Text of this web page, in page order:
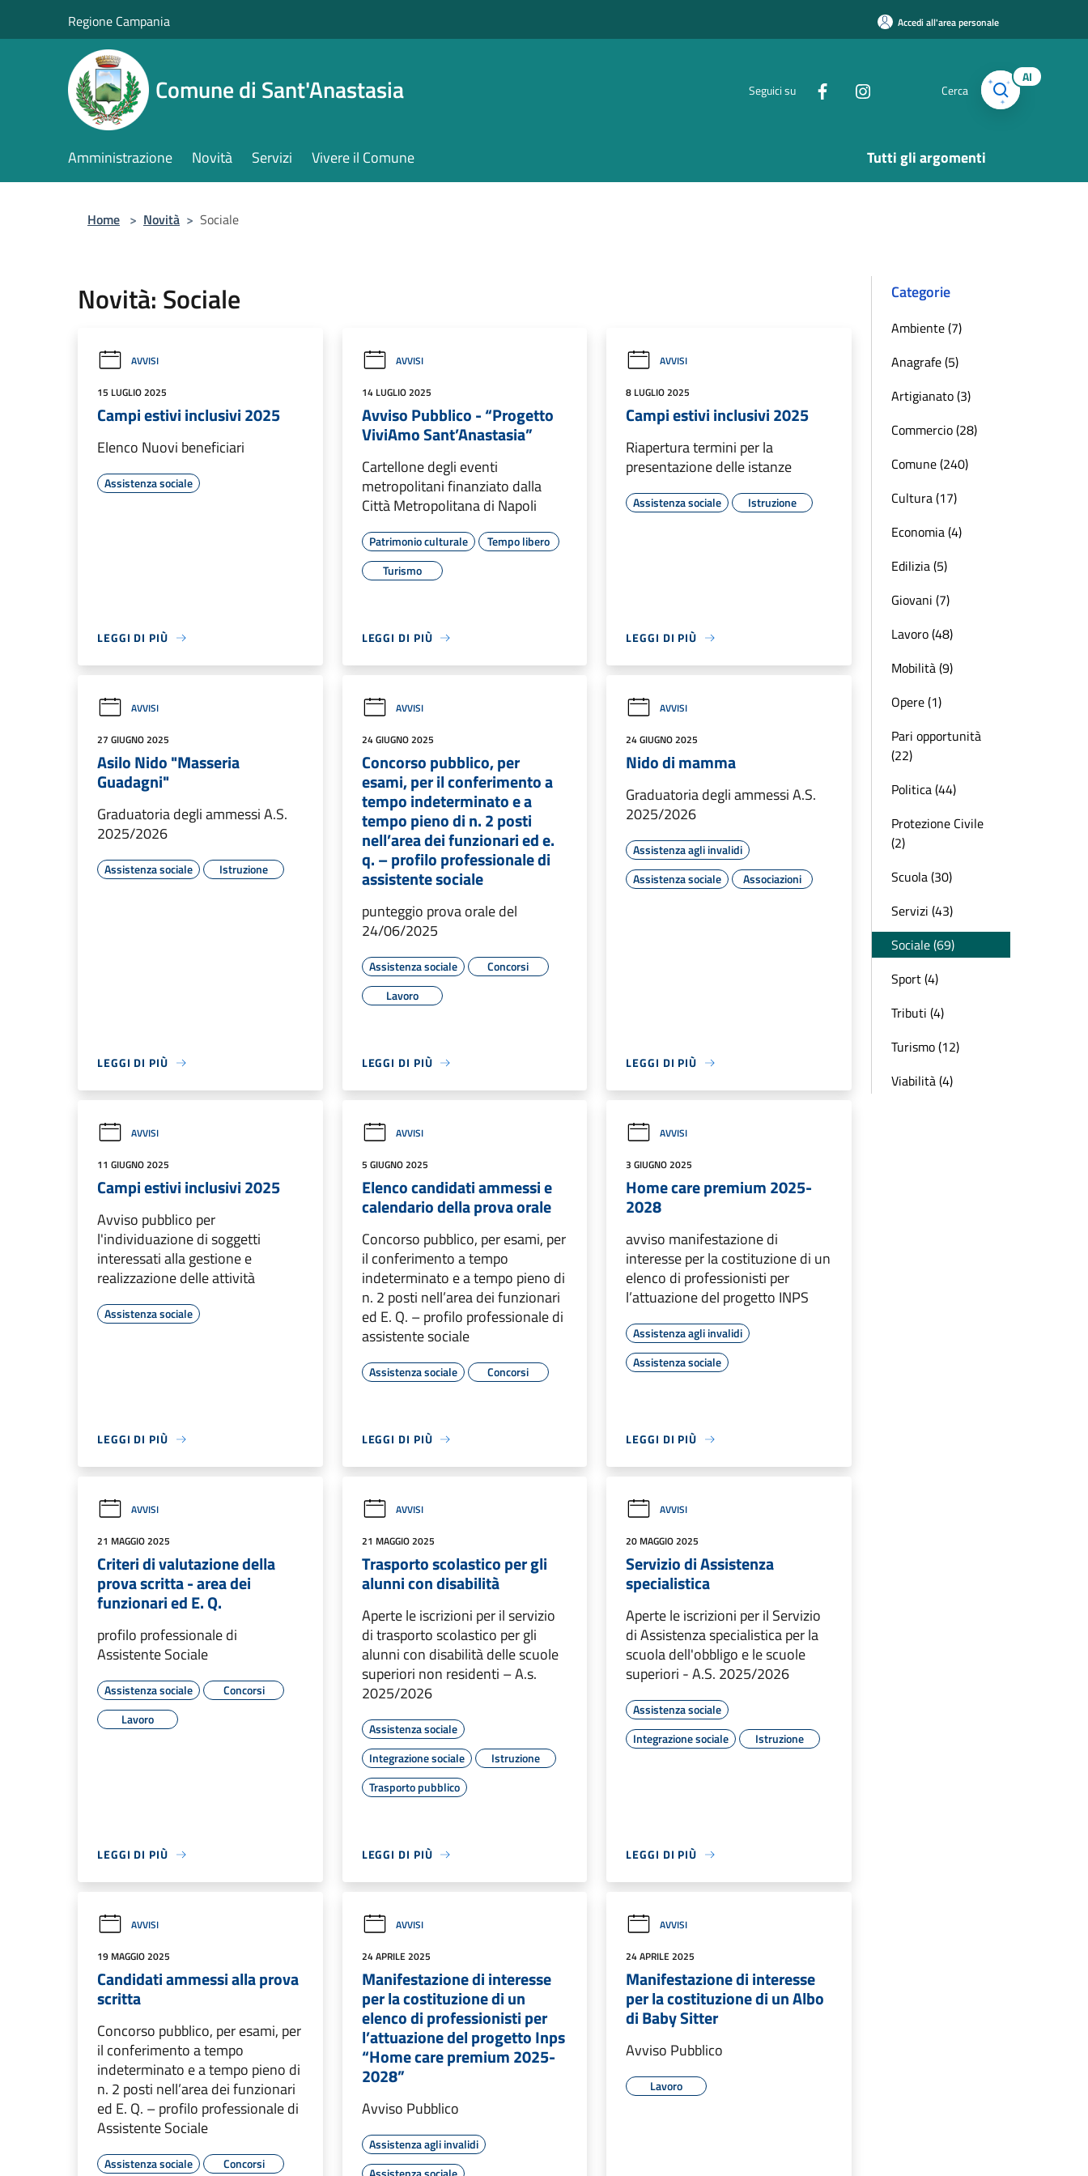
Regione Campania Accedi all'area personale
Comune di Sant'Anastasia Seguici su Cerca
AI
Amministrazione Novità Servizi Vivere il Comune Tutti gli argomenti
Home > Novità > Sociale
Novità: Sociale
AVVISI
15 LUGLIO 2025
Campi estivi inclusivi 2025
Elenco Nuovi beneficiari
Assistenza sociale
LEGGI DI PIÙ
AVVISI
14 LUGLIO 2025
Avviso Pubblico - “Progetto
ViviAmo Sant’Anastasia”
Cartellone degli eventi
metropolitani finanziato dalla
Città Metropolitana di Napoli
Patrimonio culturale
Tempo libero
Turismo
LEGGI DI PIÙ
AVVISI
8 LUGLIO 2025
Campi estivi inclusivi 2025
Riapertura termini per la
presentazione delle istanze
Assistenza sociale Istruzione
LEGGI DI PIÙ
AVVISI
27 GIUGNO 2025
Asilo Nido "Masseria
Guadagni"
Graduatoria degli ammessi A.S.
2025/2026
Assistenza sociale Istruzione
LEGGI DI PIÙ
AVVISI
24 GIUGNO 2025
Concorso pubblico, per
esami, per il conferimento a
tempo indeterminato e a
tempo pieno di n. 2 posti
nell’area dei funzionari ed e.
q. – profilo professionale di
assistente sociale
punteggio prova orale del
24/06/2025
Assistenza sociale
Concorsi
Lavoro
LEGGI DI PIÙ
AVVISI
24 GIUGNO 2025
Nido di mamma
Graduatoria degli ammessi A.S.
2025/2026
Assistenza agli invalidi
Assistenza sociale
Associazioni
LEGGI DI PIÙ
AVVISI
11 GIUGNO 2025
Campi estivi inclusivi 2025
Avviso pubblico per
l'individuazione di soggetti
interessati alla gestione e
realizzazione delle attività
Assistenza sociale
LEGGI DI PIÙ
AVVISI
5 GIUGNO 2025
Elenco candidati ammessi e
calendario della prova orale
Concorso pubblico, per esami, per
il conferimento a tempo
indeterminato e a tempo pieno di
n. 2 posti nell’area dei funzionari
ed E. Q. – profilo professionale di
assistente sociale
Assistenza sociale Concorsi
LEGGI DI PIÙ
AVVISI
3 GIUGNO 2025
Home care premium 2025-
2028
avviso manifestazione di
interesse per la costituzione di un
elenco di professionisti per
l’attuazione del progetto INPS
Assistenza agli invalidi
Assistenza sociale
LEGGI DI PIÙ
AVVISI
21 MAGGIO 2025
Criteri di valutazione della
prova scritta - area dei
funzionari ed E. Q.
profilo professionale di
Assistente Sociale
Assistenza sociale
Concorsi
Lavoro
LEGGI DI PIÙ
AVVISI
21 MAGGIO 2025
Trasporto scolastico per gli
alunni con disabilità
Aperte le iscrizioni per il servizio
di trasporto scolastico per gli
alunni con disabilità delle scuole
superiori non residenti – A.s.
2025/2026
Assistenza sociale
Integrazione sociale
Istruzione
Trasporto pubblico
LEGGI DI PIÙ
AVVISI
20 MAGGIO 2025
Servizio di Assistenza
specialistica
Aperte le iscrizioni per il Servizio
di Assistenza specialistica per la
scuola dell'obbligo e le scuole
superiori - A.S. 2025/2026
Assistenza sociale
Integrazione sociale
Istruzione
LEGGI DI PIÙ
AVVISI
19 MAGGIO 2025
Candidati ammessi alla prova
scritta
Concorso pubblico, per esami, per
il conferimento a tempo
indeterminato e a tempo pieno di
n. 2 posti nell’area dei funzionari
ed E. Q. – profilo professionale di
Assistente Sociale
Assistenza sociale Concorsi
AVVISI
24 APRILE 2025
Manifestazione di interesse
per la costituzione di un
elenco di professionisti per
l’attuazione del progetto Inps
“Home care premium 2025-
2028”
Avviso Pubblico
Assistenza agli invalidi
AVVISI
24 APRILE 2025
Manifestazione di interesse
per la costituzione di un Albo
di Baby Sitter
Avviso Pubblico
Lavoro
Categorie
Ambiente (7)
Anagrafe (5)
Artigianato (3)
Commercio (28)
Comune (240)
Cultura (17)
Economia (4)
Edilizia (5)
Giovani (7)
Lavoro (48)
Mobilità (9)
Opere (1)
Pari opportunità
(22)
Politica (44)
Protezione Civile
(2)
Scuola (30)
Servizi (43)
Sociale (69)
Sport (4)
Tributi (4)
Turismo (12)
Viabilità (4)